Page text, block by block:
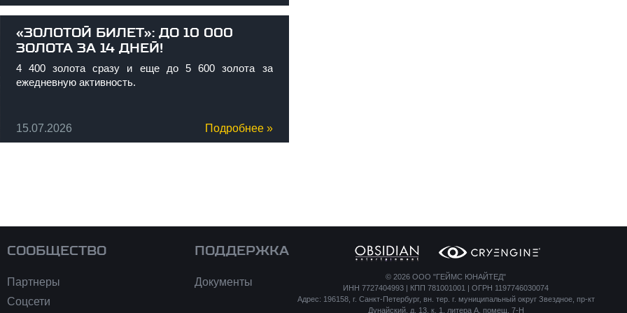
Подробнее »
«ЗОЛОТОЙ БИЛЕТ»: ДО 10 000
ЗОЛОТА ЗА 14 ДНЕЙ!
15.07.2026
4 400 золота сразу и еще до 5 600 золота за
ежедневную активность.
›
СООБЩЕСТВО
Партнеры
Соцсети
ПОДДЕРЖКА
Документы © 2026 ООО "ГЕЙМС ЮНАЙТЕД"
ИНН 7727404993 | КПП 781001001 | ОГРН 1197746030074
Адрес: 196158, г. Санкт-Петербург, вн. тер. г. муниципальный округ Звездное, пр-кт
Дунайский, д. 13, к. 1, литера А, помещ. 7-Н